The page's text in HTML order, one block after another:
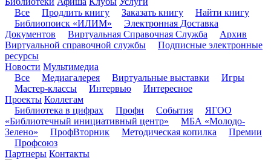
Все
Продлить книгу Заказать книгу
Найти книгу
Библиопоиск «ИЛИМ»
Электронная Доставка
Документов
Виртуальная Справочная Служба
Архив
Виртуальной справочной службы
Подписные электронные
ресурсы
Новости Мультимедиа
Все
Медиагалерея Виртуальные выставки
Игры
Мастер-классы
Интервью
Интересное
Проекты Коллегам
Библиотека в цифрах
Профи События
ЯГОО
«Библиотечный инициативный центр»
МБА «Молодо-
Зелено»
ПрофВторник Методическая копилка
Премии
Профсоюз
Партнеры Контакты